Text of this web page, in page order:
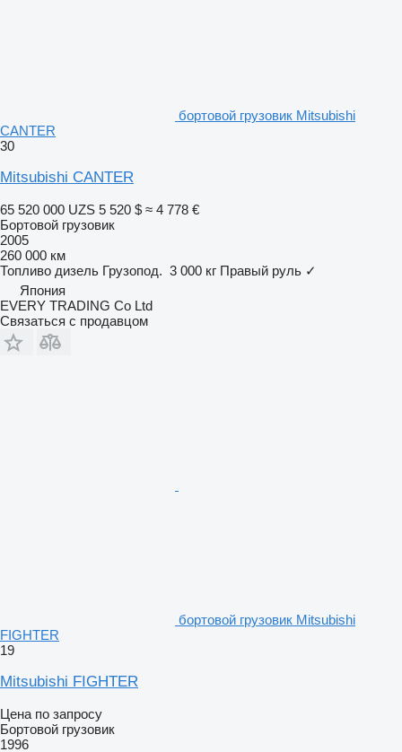
бортовой грузовик Mitsubishi
CANTER
30
Mitsubishi CANTER
65 520 000 UZS 5 520 $ ≈ 4 778 €
Бортовой грузовик
2005
260 000 км
Топливо дизель Грузопод. 3 000 кг Правый руль ✓
Япония
EVERY TRADING Co Ltd
Связаться с продавцом
бортовой грузовик Mitsubishi
FIGHTER
19
Mitsubishi FIGHTER
Цена по запросу
Бортовой грузовик
1996